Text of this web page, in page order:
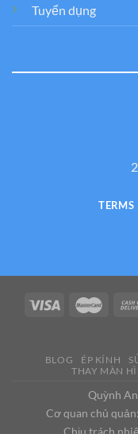
Tuyển dụng
TERMS
BLOG ÉP KÍNH
THAY MÀN
Quỳnh
Cơ quan chủ
Chịu trách